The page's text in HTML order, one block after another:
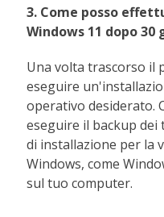
3. Come posso
Windows 11 dopo 30
Una volta trascorso il
eseguire
operativo desiderato.
eseguire il backup
di installazione per la
Windows, come
sul tuo computer.